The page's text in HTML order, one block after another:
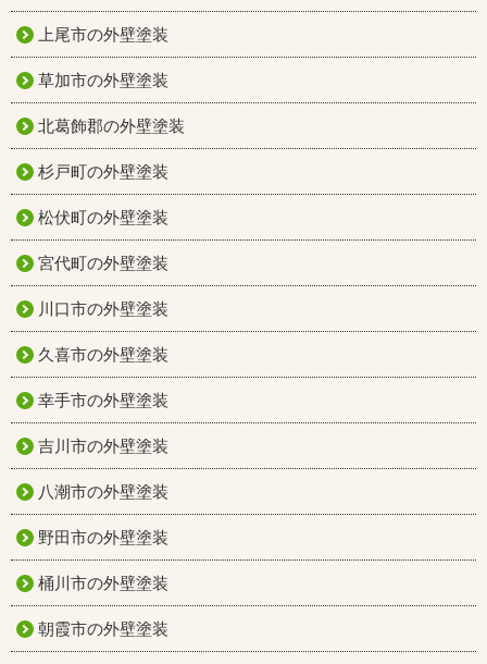
上尾市の外壁塗装
草加市の外壁塗装
北葛飾郡の外壁塗装
杉戸町の外壁塗装
松伏町の外壁塗装
宮代町の外壁塗装
川口市の外壁塗装
久喜市の外壁塗装
幸手市の外壁塗装
吉川市の外壁塗装
八潮市の外壁塗装
野田市の外壁塗装
桶川市の外壁塗装
朝霞市の外壁塗装